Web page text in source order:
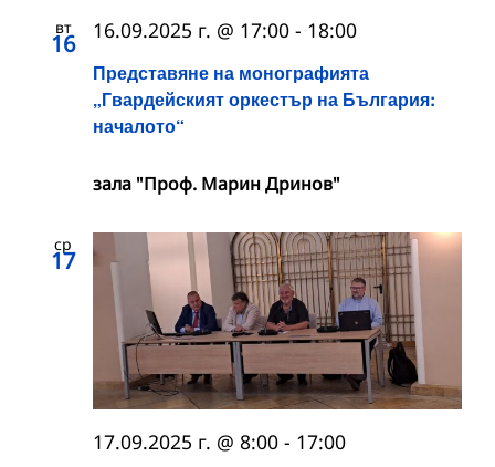
вт
16
Представяне на монографията
„Гвардейският оркестър на България:
началото“
16.09.2025 г. @ 17:00 - 18:00
зала "Проф. Марин Дринов"
ср
17
17.09.2025 г. @ 8:00 - 17:00